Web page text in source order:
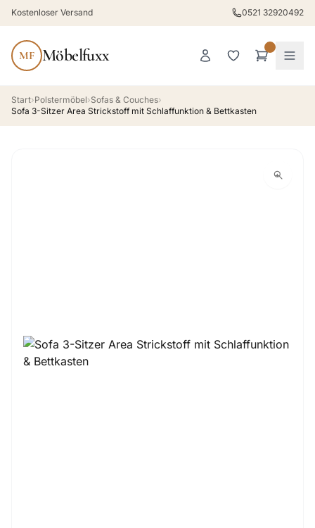
Kostenloser Versand 0521 32920492
MF Möbelfuxx
Start›Polstermöbel›Sofas & Couches›
Sofa 3-Sitzer Area Strickstoff mit Schlaffunktion & Bettkasten